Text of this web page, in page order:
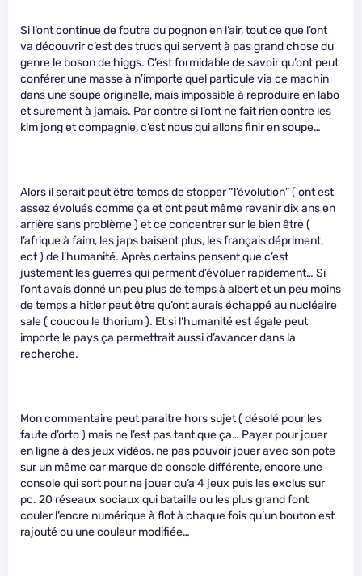
Si l’ont continue de foutre du pognon en l’air, tout ce que l’ont
va découvrir c’est des trucs qui servent à pas grand chose du
genre le boson de higgs. C’est formidable de savoir qu’ont peut
conférer une masse à n’importe quel particule via ce machin
dans une soupe originelle, mais impossible à reproduire en labo
et surement à jamais. Par contre si l’ont ne fait rien contre les
kim jong et compagnie, c’est nous qui allons finir en soupe…
Alors il serait peut être temps de stopper “l’évolution” ( ont est
assez évolués comme ça et ont peut même revenir dix ans en
arrière sans problème ) et ce concentrer sur le bien être (
l’afrique à faim, les japs baisent plus, les français dépriment,
ect ) de l’humanité. Après certains pensent que c’est
justement les guerres qui perment d’évoluer rapidement… Si
l’ont avais donné un peu plus de temps à albert et un peu moins
de temps a hitler peut être qu’ont aurais échappé au nucléaire
sale ( coucou le thorium ). Et si l’humanité est égale peut
importe le pays ça permettrait aussi d’avancer dans la
recherche.
Mon commentaire peut paraitre hors sujet ( désolé pour les
faute d’orto ) mais ne l’est pas tant que ça… Payer pour jouer
en ligne à des jeux vidéos, ne pas pouvoir jouer avec son pote
sur un même car marque de console différente, encore une
console qui sort pour ne jouer qu’a 4 jeux puis les exclus sur
pc. 20 réseaux sociaux qui bataille ou les plus grand font
couler l’encre numérique à flot à chaque fois qu’un bouton est
rajouté ou une couleur modifiée…